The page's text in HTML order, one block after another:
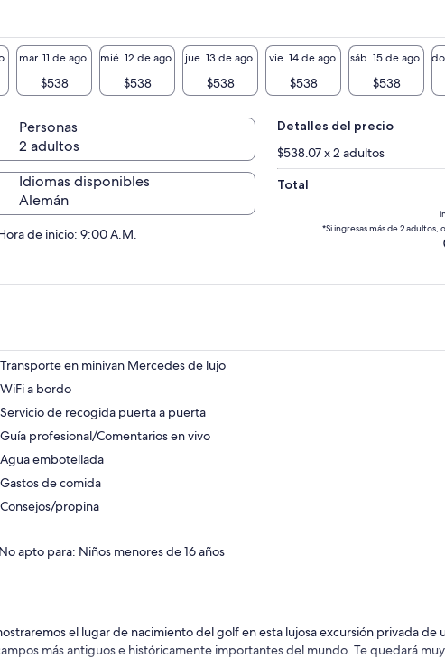
mar. 11 de ago.
$538
mié. 12 de ago.
$538
jue. 13 de ago.
$538
vie. 14 de ago.
$538
sáb. 15 de ago.
$538
Personas
2 adultos
Idiomas disponibles
Alemán
de inicio: 9:00 A.M.
Detalles del precio
$538.07 x 2 adultos
Total
*Si ingresas más de 2
Transporte en minivan Mercedes de lujo
WiFi a bordo
Servicio de recogida puerta a puerta
Guía profesional/Comentarios en vivo
Agua embotellada
Gastos de comida
Consejos/propina
No apto para: Niños menores de 16 años
el lugar de nacimiento del golf en esta lujosa excursión privada de
más antiguos e históricamente importantes del mundo. Te quedará